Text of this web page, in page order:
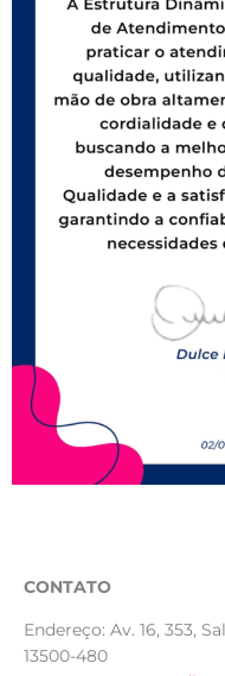
CONTATO
Endereço: Av. 16, 353,
13500-480